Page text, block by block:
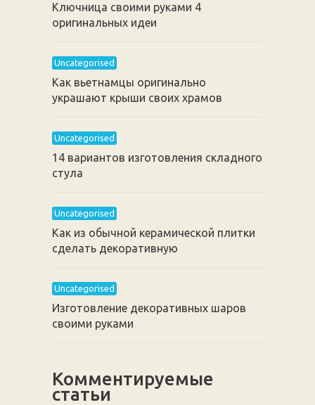
Ключница своими руками 4
оригинальных идеи
Uncategorised
Как вьетнамцы оригинально
украшают крыши своих храмов
Uncategorised
14 вариантов изготовления складного
стула
Uncategorised
Как из обычной керамической плитки
сделать декоративную
Uncategorised
Изготовление декоративных шаров
своими руками
Комментируемые
статьи